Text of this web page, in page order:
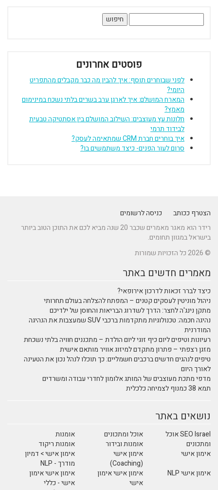
פוסטים אחרונים
לפני שבוחרים תוסף: איך להבין מה כבר מקבלים מהתפריט
היומי?
המארח המושלם: איך לארגן ערב בשרים בלתי נשכח במינימום
מאמץ?
חלונות עץ מעוצבים: השילוב המושלם בין אסתטיקה טבעית
לבידוד תרמי
איך בוחרים חברת CRM שמתאימה לעסק?
סרום לעור הפנים- כיצד משתמשים בו?
הצטרף ככותב
כניסה לרשומים
רידר הוא מאגר מאמרים שכבר 20 שנה מביא לכם את התוכן הטוב ביותר
בישראל במגוון תחומים.
© 2026 כל הזכויות שמורות
מאמרים חדשים באתר
כיצד לברר זכאות לדרכון אירופאי?
ניהול מוניטין לעסקים קטנים – המפתח להצלחה בעולם תחרותי
מתקן נינג'ה לחצר: הדרך לשדרוג הבריאות והחוסן של ילדיכם
נהיגה חכמה: טכנולוגיות מתקדמות ברכבי SUV שמעצבות את הנהיגה
המודרנית
רעיונות וטיפים ליום כיף זוגי ליום הולדת – מתכננים חוויה בלתי נשכחת
מזגן רצפתי – פתרון מתקדם למיזוג אוויר מותאם אישית
טיפים לנהגים חדשים ברכבים חשמליים: כך תוכלו לנהל נכון את הטעינה
לאורך היום
מדפי מתכת מעוצבים של המותג אלומון לחדרי עבודה ומשרדים
תמא 38 כמנוף לצמיחה כלכלית
נושאים באתר
SEO Israel אוכל
ומתכונים
אוכל ומתכונים
אומנות
אומנות ובידור
אומנות ריקוד
אימון אישי
אימון אישי
(Coaching)
אימון אישי > דמיון
מודרך - NLP
אימון אישי NLP
אימון אישי אימון
אישי
אימון אישי אימון
אישי - כללי